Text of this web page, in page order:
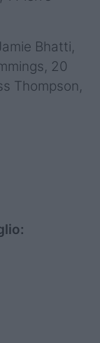
Bhatti,
20
Thompson,